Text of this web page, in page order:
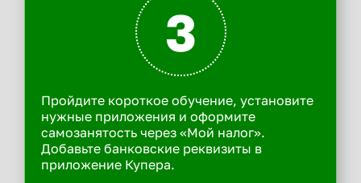
3
Пройдите короткое обучение, установите
нужные приложения и оформите
самозанятость через «Мой налог».
Добавьте банковские реквизиты в
приложение Купера.